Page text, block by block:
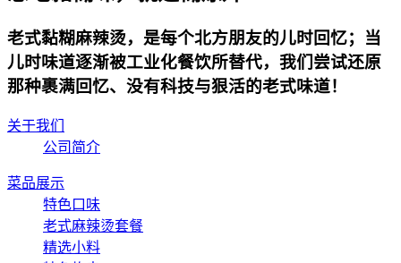
老式黏糊麻辣烫，是每个北方朋友的儿时回忆；当
儿时味道逐渐被工业化餐饮所替代，我们尝试还原
那种裹满回忆、没有科技与狠活的老式味道！
关于我们
公司简介
菜品展示
特色口味
老式麻辣烫套餐
精选小料